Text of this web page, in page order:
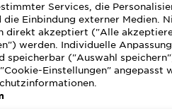
Conditioner
Orange-
Haarpflege
natürlich
ein natürlich
MEHR
GRÖSSE
Services, die
Einbindung externer Medien.
direkt akzeptiert ("Alle
werden. Individuelle
speicherbar ("Auswahl
Einstellungen" angepasst